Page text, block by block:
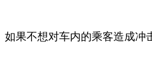
如果不想对车内的乘客造成冲